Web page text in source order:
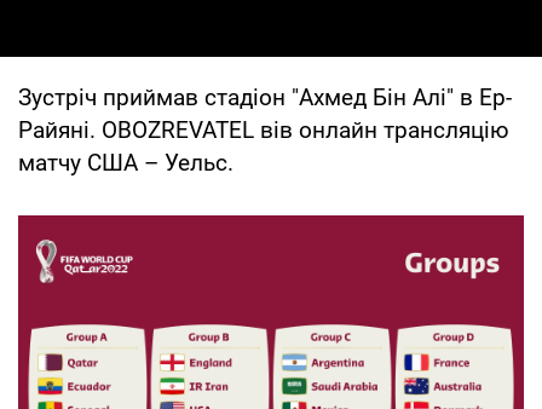
Зустріч приймав стадіон "Ахмед Бін Алі" в Ер-
Райяні. OBOZREVATEL вів онлайн трансляцію
матчу США – Уельс.